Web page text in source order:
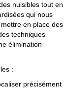
nuisibles tout en
qui nous
en place des
techniques
élimination
:
précisément